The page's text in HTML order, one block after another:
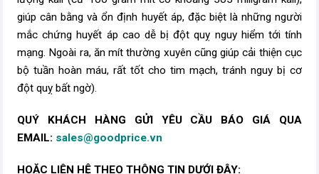
giúp cân bằng và ổn định huyết áp, đặc biệt là những người
mắc chứng huyết áp cao dễ bị đột quỵ nguy hiểm tới tính
mạng. Ngoài ra, ăn mít thường xuyên cũng giúp cải thiện cục
bộ tuần hoàn máu, rất tốt cho tim mạch, tránh nguy bị cơ
đột quỵ bất ngờ).
QUÝ KHÁCH HÀNG GỬI YÊU CẦU BÁO GIÁ QUA
EMAIL: sales@goodprice.vn
HOẶC LIÊN HỆ THEO THÔNG TIN DƯỚI ĐÂY: